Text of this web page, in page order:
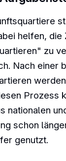
helfen,
zu
Nach einer
Prozess
nationalen
schon
genutzt.